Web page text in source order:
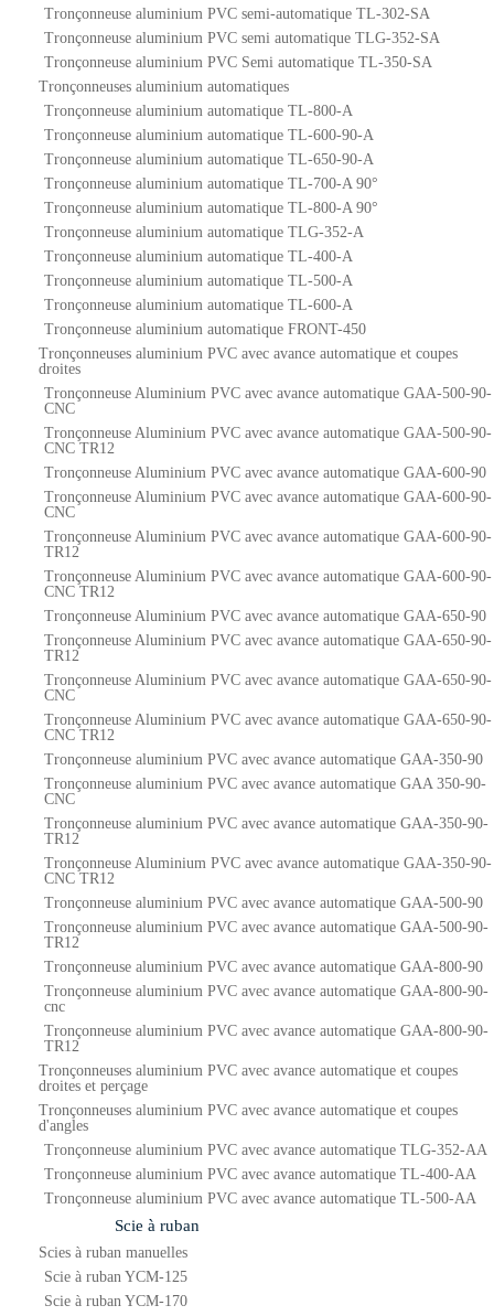
Tronçonneuse aluminium PVC semi-automatique TL-302-SA
Tronçonneuse aluminium PVC semi automatique TLG-352-SA
Tronçonneuse aluminium PVC Semi automatique TL-350-SA
Tronçonneuses aluminium automatiques
Tronçonneuse aluminium automatique TL-800-A
Tronçonneuse aluminium automatique TL-600-90-A
Tronçonneuse aluminium automatique TL-650-90-A
Tronçonneuse aluminium automatique TL-700-A 90°
Tronçonneuse aluminium automatique TL-800-A 90°
Tronçonneuse aluminium automatique TLG-352-A
Tronçonneuse aluminium automatique TL-400-A
Tronçonneuse aluminium automatique TL-500-A
Tronçonneuse aluminium automatique TL-600-A
Tronçonneuse aluminium automatique FRONT-450
Tronçonneuses aluminium PVC avec avance automatique et coupes
droites
Tronçonneuse Aluminium PVC avec avance automatique GAA-500-90-
CNC
Tronçonneuse Aluminium PVC avec avance automatique GAA-500-90-
CNC TR12
Tronçonneuse Aluminium PVC avec avance automatique GAA-600-90
Tronçonneuse Aluminium PVC avec avance automatique GAA-600-90-
CNC
Tronçonneuse Aluminium PVC avec avance automatique GAA-600-90-
TR12
Tronçonneuse Aluminium PVC avec avance automatique GAA-600-90-
CNC TR12
Tronçonneuse Aluminium PVC avec avance automatique GAA-650-90
Tronçonneuse Aluminium PVC avec avance automatique GAA-650-90-
TR12
Tronçonneuse Aluminium PVC avec avance automatique GAA-650-90-
CNC
Tronçonneuse Aluminium PVC avec avance automatique GAA-650-90-
CNC TR12
Tronçonneuse aluminium PVC avec avance automatique GAA-350-90
Tronçonneuse aluminium PVC avec avance automatique GAA 350-90-
CNC
Tronçonneuse aluminium PVC avec avance automatique GAA-350-90-
TR12
Tronçonneuse Aluminium PVC avec avance automatique GAA-350-90-
CNC TR12
Tronçonneuse aluminium PVC avec avance automatique GAA-500-90
Tronçonneuse aluminium PVC avec avance automatique GAA-500-90-
TR12
Tronçonneuse aluminium PVC avec avance automatique GAA-800-90
Tronçonneuse aluminium PVC avec avance automatique GAA-800-90-
cnc
Tronçonneuse aluminium PVC avec avance automatique GAA-800-90-
TR12
Tronçonneuses aluminium PVC avec avance automatique et coupes
droites et perçage
Tronçonneuses aluminium PVC avec avance automatique et coupes
d'angles
Tronçonneuse aluminium PVC avec avance automatique TLG-352-AA
Tronçonneuse aluminium PVC avec avance automatique TL-400-AA
Tronçonneuse aluminium PVC avec avance automatique TL-500-AA
Scie à ruban
Scies à ruban manuelles
Scie à ruban YCM-125
Scie à ruban YCM-170